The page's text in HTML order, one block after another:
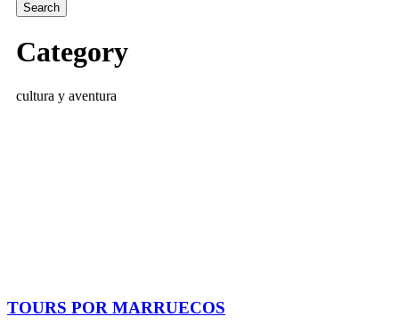
Category
cultura y aventura
TOURS POR MARRUECOS